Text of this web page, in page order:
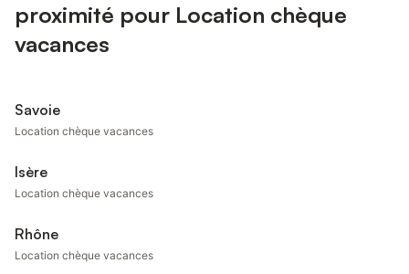
proximité pour Location chèque
vacances
Savoie
Location chèque vacances
Isère
Location chèque vacances
Rhône
Location chèque vacances